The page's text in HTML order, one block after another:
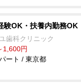
験OK・扶養内勤務OK
歯科クリニック
1,600円
ート / 東京都